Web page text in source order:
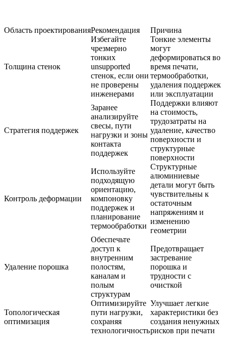
Область проектированияРекомендация Причина
Толщина стенок
Избегайте
чрезмерно
тонких
unsupported
стенок, если они
не проверены
инженерами
Тонкие элементы
могут
деформироваться во
время печати,
термообработки,
удаления поддержек
или эксплуатации
Стратегия поддержек
Заранее
анализируйте
свесы, пути
нагрузки и зоны
контакта
поддержек
Поддержки влияют
на стоимость,
трудозатраты на
удаление, качество
поверхности и
структурные
поверхности
Контроль деформации
Используйте
подходящую
ориентацию,
компоновку
поддержек и
планирование
термообработки
Структурные
алюминиевые
детали могут быть
чувствительны к
остаточным
напряжениям и
изменению
геометрии
Удаление порошка
Обеспечьте
доступ к
внутренним
полостям,
каналам и
полым
структурам
Предотвращает
застревание
порошка и
трудности с
очисткой
Топологическая
оптимизация
Оптимизируйте
пути нагрузки,
сохраняя
технологичность
Улучшает легкие
характеристики без
создания ненужных
рисков при печати